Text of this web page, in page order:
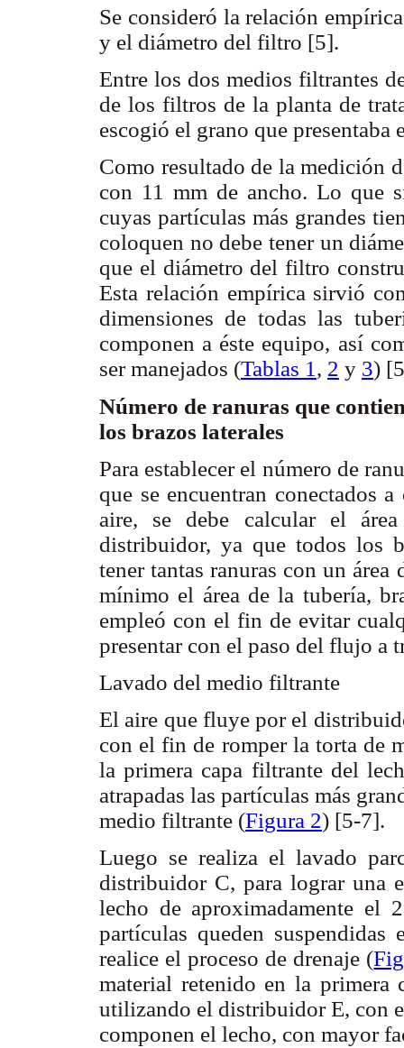
Se consideró la relación
y el diámetro del filtro [5].
Entre los dos medios filtrantes
de los filtros de la planta de
escogió el grano que
Como resultado de la medición
con 11 mm de ancho. Lo que
cuyas partículas más grandes
coloquen no debe tener un
que el diámetro del filtro
Esta relación empírica sirvió
dimensiones de todas las
componen a éste equipo, así
ser manejados (Tablas 1, 2 y 3)
Número de ranuras que
los brazos laterales
Para establecer el número de
que se encuentran conectados
aire, se debe calcular el
distribuidor, ya que todos los
tener tantas ranuras con un área
mínimo el área de la tubería,
empleó con el fin de evitar
presentar con el paso del flujo a
Lavado del medio filtrante
El aire que fluye por el
con el fin de romper la torta de
la primera capa filtrante del
atrapadas las partículas más
medio filtrante (Figura 2) [5-7].
Luego se realiza el lavado
distribuidor C, para lograr una
lecho de aproximadamente el
partículas queden
realice el proceso de drenaje (
material retenido en la primera
utilizando el distribuidor E, con
componen el lecho, con mayor